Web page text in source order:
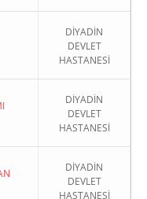
DİYADİN
DEVLET
HASTANESİ
DİYADİN
DEVLET
HASTANESİ
DİYADİN
DEVLET
HASTANESİ